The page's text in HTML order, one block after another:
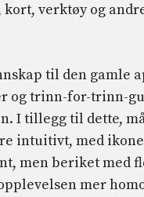
verktøy og
til den gamle
trinn-for-trinn-
I tillegg til dette,
intuitivt, med
men beriket med
mer